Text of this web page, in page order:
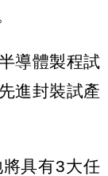
導體製程試
進封裝試產
具有3大任